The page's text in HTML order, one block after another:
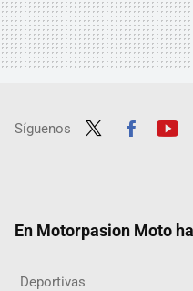
Síguenos
En Motorpasion Moto
Deportivas